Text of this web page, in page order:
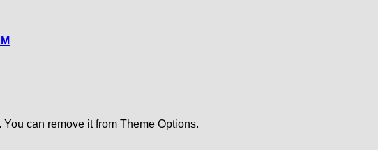
can remove it from Theme Options.